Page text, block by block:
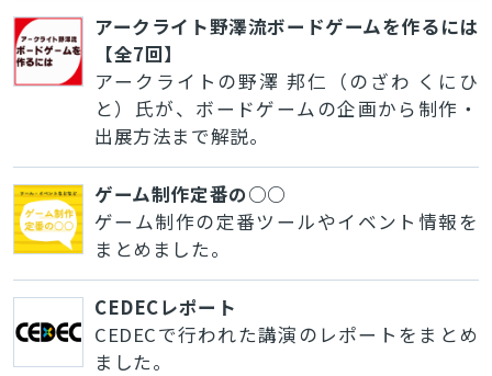
アークライト野澤流ボードゲームを作るには
【全7回】
アークライトの野澤 邦仁（のざわ くにひ
と）氏が、ボードゲームの企画から制作・
出展方法まで解説。
ゲーム制作定番の○○
ゲーム制作の定番ツールやイベント情報を
まとめました。
CEDECレポート
CEDECで行われた講演のレポートをまとめ
ました。